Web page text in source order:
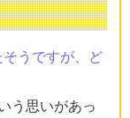
うですが、ど
う思いがあっ